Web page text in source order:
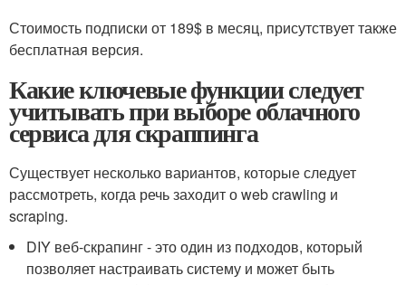
Стоимость подписки от 189$ в месяц, присутствует также
бесплатная версия.
Какие ключевые функции следует
учитывать при выборе облачного
сервиса для скраппинга
Существует несколько вариантов, которые следует
рассмотреть, когда речь заходит о web crawling и
scraping.
DIY веб-скрапинг - это один из подходов, который
позволяет настраивать систему и может быть